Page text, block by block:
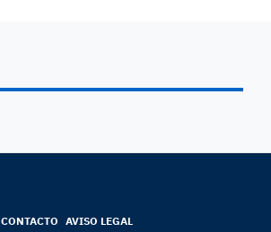
CONTACTO AVISO LEGAL